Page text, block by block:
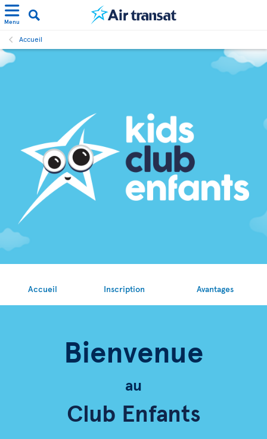
Menu
Accueil
Accueil Inscription Avantages
Bienvenue
au
Club Enfants